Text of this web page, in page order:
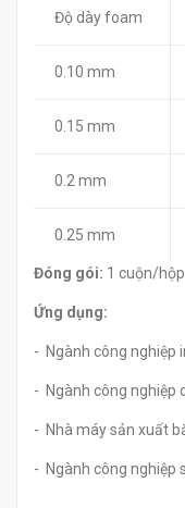
Độ dày foam
0.10 mm
0.15 mm
0.2 mm
0.25 mm
Đóng gói: 1 cuộn/hộp
Ứng dụng:
- Ngành công nghiệp
- Ngành công nghiệp
- Nhà máy sản xuất
- Ngành công nghiệp